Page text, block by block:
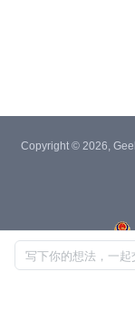
写下你的想法，一起
Copyright © 2026,